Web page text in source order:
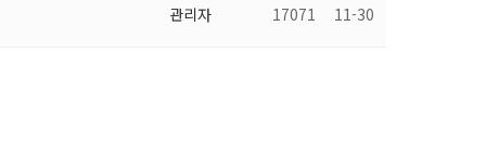
관리자 17071 11-30